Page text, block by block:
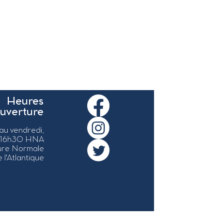
Heures
vendredi,
HNA
Normale
l'Atlantique